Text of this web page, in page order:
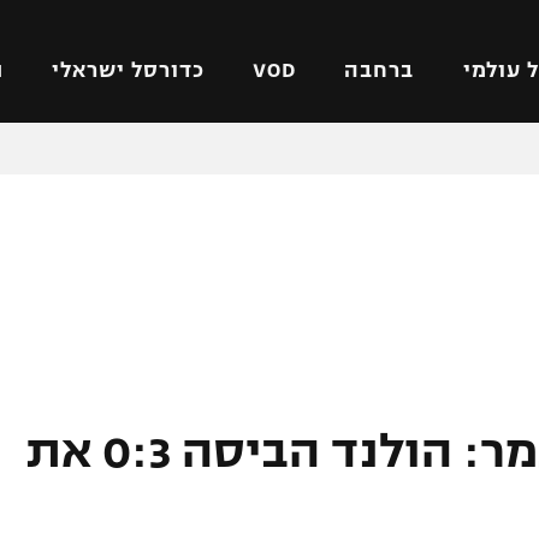
עולמי ברחבה VOD כדורסל ישראלי
ליגה איטלקית
ליגה צרפתית
דני אבדיה מוכנה לשמינית הגמר: הולנד הביסה 0:3 את